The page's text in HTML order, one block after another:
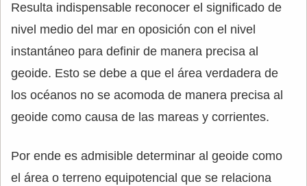
Resulta indispensable reconocer el significado de
nivel medio del mar en oposición con el nivel
instantáneo para definir de manera precisa al
geoide. Esto se debe a que el área verdadera de
los océanos no se acomoda de manera precisa al
geoide como causa de las mareas y corrientes.
Por ende es admisible determinar al geoide como
el área o terreno equipotencial que se relaciona